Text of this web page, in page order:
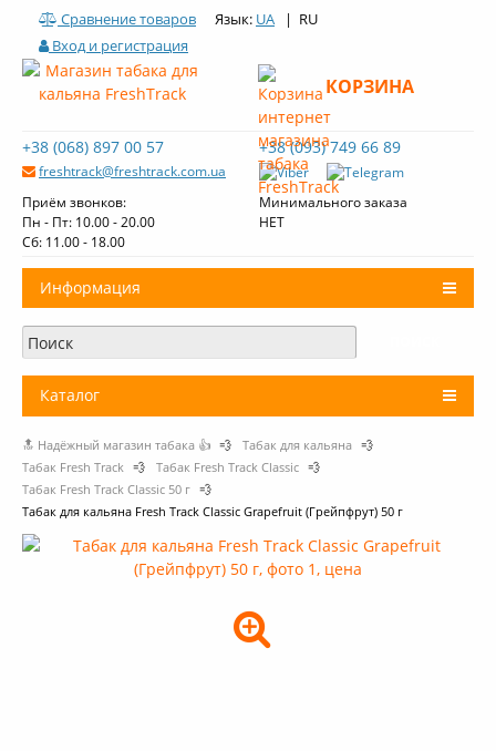
Сравнение товаров Язык: UA | RU
Вход и регистрация
+38 (068) 897 00 57
freshtrack@freshtrack.com.ua
+38 (093) 749 66 89
Приём звонков:
Пн - Пт: 10.00 - 20.00
Cб: 11.00 - 18.00
Минимального заказа
НЕТ
КОРЗИНА
Информация
О нас
Доставка и оплата
Обзоры табака Fresh Track
Каталог
Табак для кальяна
Уголь для кальяна
Кальяны
Комплектующие для кальяна
🔝 Надёжный магазин табака 👍 💨 Табак для кальяна 💨
Табак Fresh Track 💨 Табак Fresh Track Classic 💨
Табак Fresh Track Classic 50 г 💨
Табак для кальяна Fresh Track Classic Grapefruit (Грейпфрут) 50 г